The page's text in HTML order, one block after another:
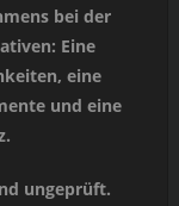
bei der
Eine
eine
und eine
ungeprüft.